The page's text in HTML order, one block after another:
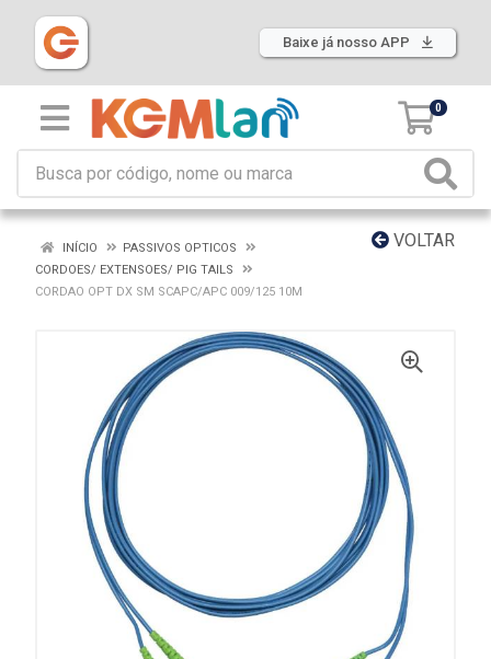
Baixe já nosso APP
0
VOLTAR
INÍCIO
PASSIVOS OPTICOS
CORDOES/ EXTENSOES/ PIG TAILS
CORDAO OPT DX SM SCAPC/APC 009/125 10M